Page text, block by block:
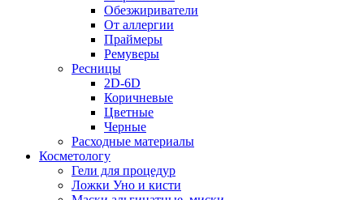
Обезжириватели
От аллергии
Праймеры
Ремуверы
Ресницы
2D-6D
Коричневые
Цветные
Черные
Расходные материалы
Косметологу
Гели для процедур
Ложки Уно и кисти